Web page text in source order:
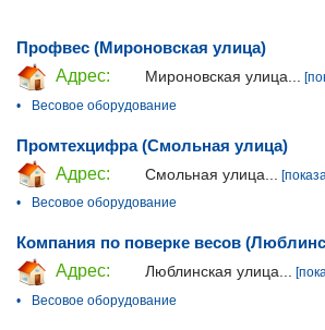
Профвес (Мироновская улица)
Адрес:
Мироновская улица...
•
Весовое оборудование
Промтехцифра (Смольная улица)
Адрес:
Смольная улица...
•
Весовое оборудование
Компания по поверке весов
Адрес:
Люблинская улица...
•
Весовое оборудование